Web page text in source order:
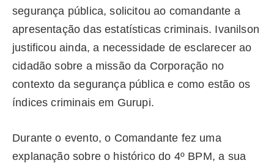
segurança pública, solicitou ao comandante a
apresentação das estatísticas criminais. Ivanilson
justificou ainda, a necessidade de esclarecer ao
cidadão sobre a missão da Corporação no
contexto da segurança pública e como estão os
índices criminais em Gurupi.
Durante o evento, o Comandante fez uma
explanação sobre o histórico do 4º BPM, a sua